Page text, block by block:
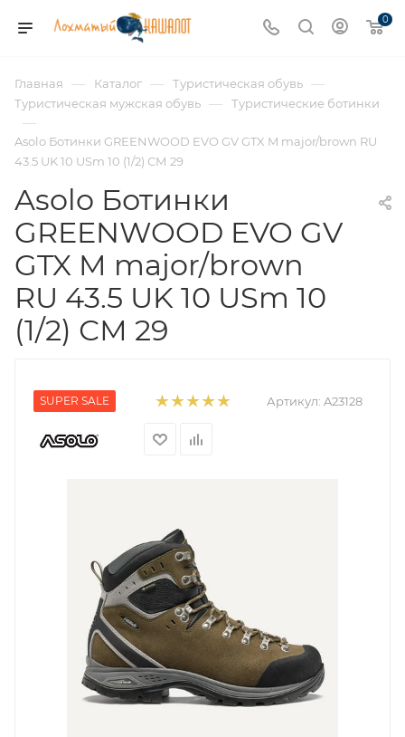
0
Главная — Каталог — Туристическая обувь —
Туристическая мужская обувь — Туристические ботинки
—
Asolo Ботинки GREENWOOD EVO GV GTX M major/brown RU
43.5 UK 10 USm 10 (1/2) СМ 29
Asolo Ботинки
GREENWOOD EVO GV
GTX M major/brown
RU 43.5 UK 10 USm 10
(1/2) СМ 29
SUPER SALE Артикул: A23128